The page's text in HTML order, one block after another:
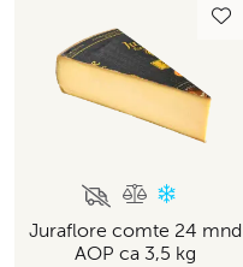
Juraflore comte 24 mnd
AOP ca 3,5 kg